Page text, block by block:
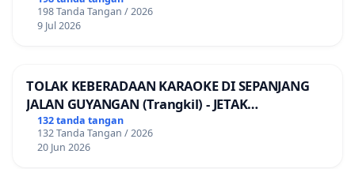
198 Tanda Tangan / 2026
9 Jul 2026
TOLAK KEBERADAAN KARAOKE DI SEPANJANG
JALAN GUYANGAN (Trangkil) - JETAK
(Wedarijaksa) Kab. PATI
132 tanda tangan
132 Tanda Tangan / 2026
20 Jun 2026